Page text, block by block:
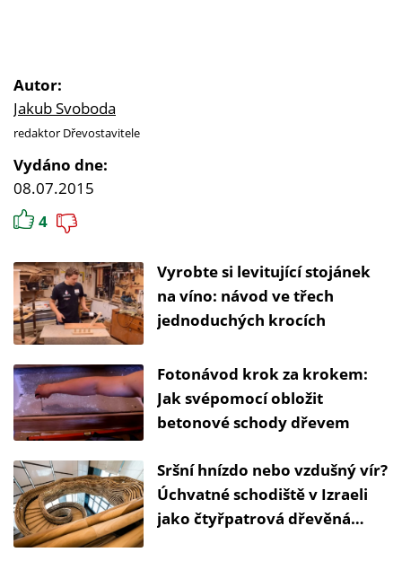
Autor:
Jakub Svoboda
redaktor Dřevostavitele
Vydáno dne:
08.07.2015
4
Vyrobte si levitující stojánek
na víno: návod ve třech
jednoduchých krocích
Fotonávod krok za krokem:
Jak svépomocí obložit
betonové schody dřevem
Sršní hnízdo nebo vzdušný vír?
Úchvatné schodiště v Izraeli
jako čtyřpatrová dřevěná